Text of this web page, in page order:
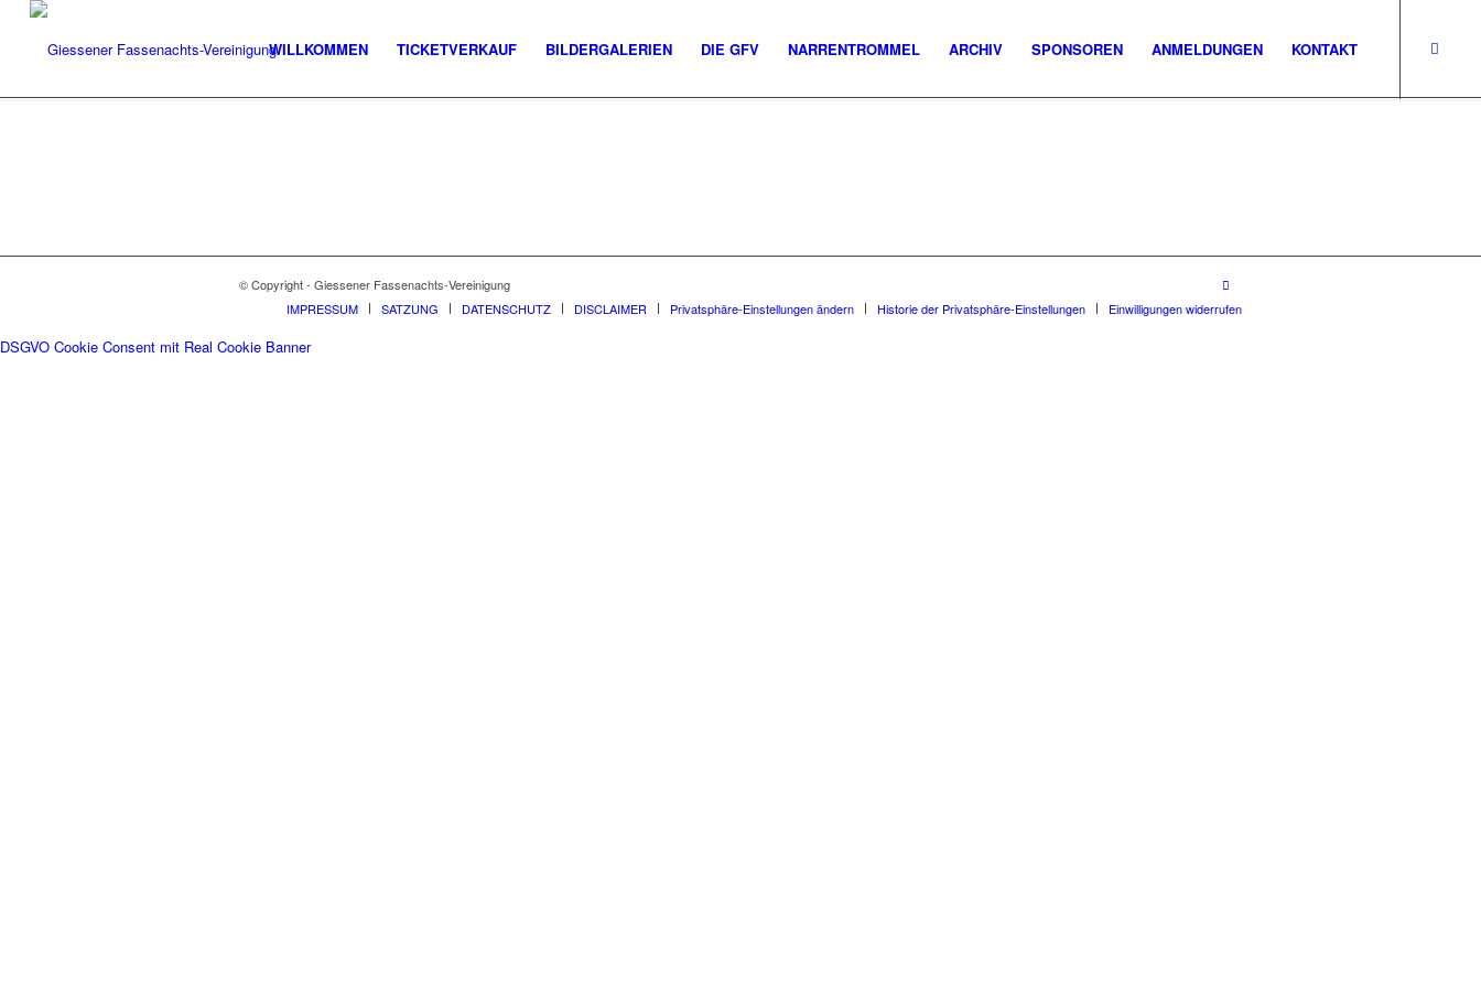
WILLKOMMEN TICKETVERKAUF BILDERGALERIEN DIE GFV NARRENTROMMEL ARCHIV SPONSOREN ANMELDUNGEN KONTAKT
© Copyright - Giessener Fassenachts-Vereinigung
IMPRESSUM
SATZUNG DATENSCHUTZ DISCLAIMER Privatsphäre-Einstellungen ändern Historie der Privatsphäre-Einstellungen Einwilligungen widerrufen
DSGVO Cookie Consent mit Real Cookie Banner